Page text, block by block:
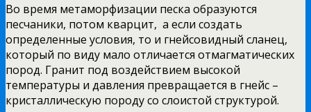
Во время метаморфизации песка образуются
песчаники, потом кварцит, а если создать
определенные условия, то и гнейсовидный сланец,
который по виду мало отличается отмагматических
пород. Гранит под воздействием высокой
температуры и давления превращается в гнейс –
кристаллическую породу со слоистой структурой.